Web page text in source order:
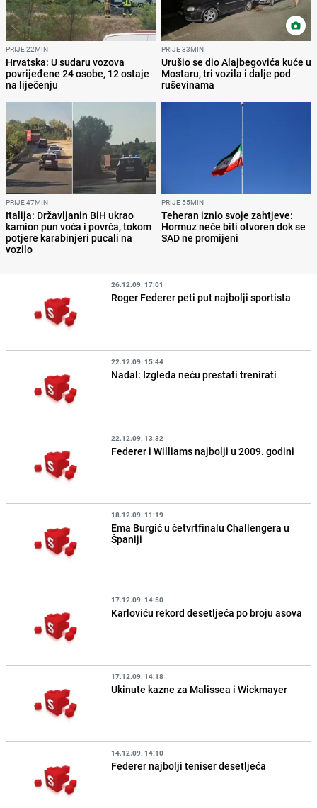
PRIJE 22MIN
Hrvatska: U sudaru vozova
povrijeđene 24 osobe, 12 ostaje
na liječenju
PRIJE 33MIN
Urušio se dio Alajbegovića kuće u
Mostaru, tri vozila i dalje pod
ruševinama
PRIJE 47MIN
Italija: Državljanin BiH ukrao
kamion pun voća i povrća, tokom
potjere karabinjeri pucali na
vozilo
PRIJE 55MIN
Teheran iznio svoje zahtjeve:
Hormuz neće biti otvoren dok se
SAD ne promijeni
26.12.09. 17:01
Roger Federer peti put najbolji sportista
22.12.09. 15:44
Nadal: Izgleda neću prestati trenirati
22.12.09. 13:32
Federer i Williams najbolji u 2009. godini
18.12.09. 11:19
Ema Burgić u četvrtfinalu Challengera u
Španiji
17.12.09. 14:50
Karloviću rekord desetljeća po broju asova
17.12.09. 14:18
Ukinute kazne za Malissea i Wickmayer
14.12.09. 14:10
Federer najbolji teniser desetljeća